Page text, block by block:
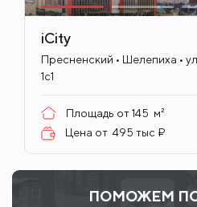
iCity
Пресненский • Шелепиха •
1с1
Площадь от145 м²
Цена от 495 тыс ₽
ПОМОЖЕМ